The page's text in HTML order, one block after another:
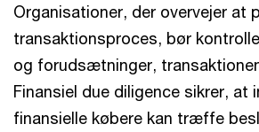
Organisationer, der overvejer at
transaktionsproces, bør
og forudsætninger,
Finansiel due diligence sikrer, at
finansielle købere kan træffe